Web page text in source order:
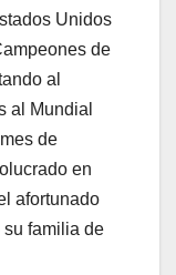
Unidos
de
al
al Mundial
de
en
afortunado
su familia de